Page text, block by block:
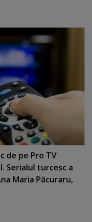
de pe Pro TV
Serialul turcesc a
Maria Păcuraru,